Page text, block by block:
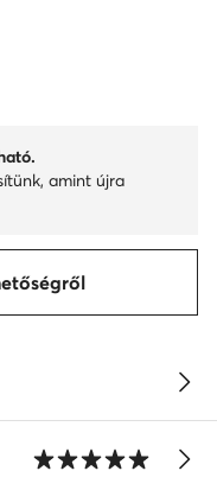
amint újra